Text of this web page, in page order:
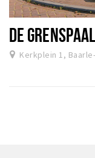
DE GRENSPAAL
Kerkplein 1,